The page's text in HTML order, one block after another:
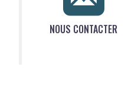
NOUS CONTACTER